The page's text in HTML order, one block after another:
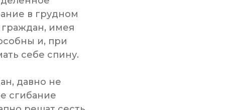
в грудном
имея
и, при
себе спину.
давно не
сгибание